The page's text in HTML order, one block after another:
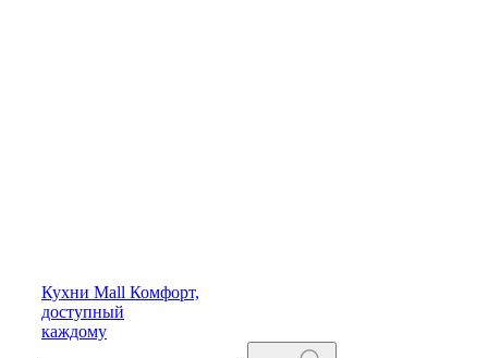
Кухни Mall Комфорт,
доступный
каждому